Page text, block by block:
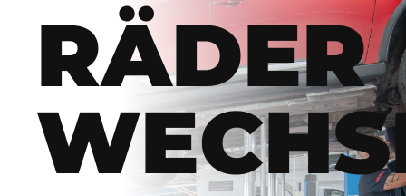
RÄDER